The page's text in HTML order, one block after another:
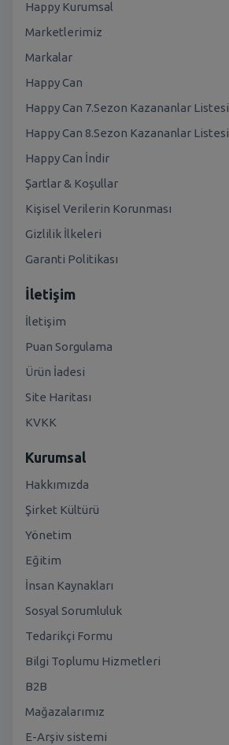
Happy Kurumsal
Marketlerimiz
Markalar
Happy Can
Happy Can 7.Sezon Kazananlar Listesi
Happy Can 8.Sezon Kazananlar Listesi
Happy Can İndir
Şartlar & Koşullar
Kişisel Verilerin Korunması
Gizlilik İlkeleri
Garanti Politikası
İletişim
İletişim
Puan Sorgulama
Ürün İadesi
Site Haritası
KVKK
Kurumsal
Hakkımızda
Şirket Kültürü
Yönetim
Eğitim
İnsan Kaynakları
Sosyal Sorumluluk
Tedarikçi Formu
Bilgi Toplumu Hizmetleri
B2B
Mağazalarımız
E-Arşiv sistemi